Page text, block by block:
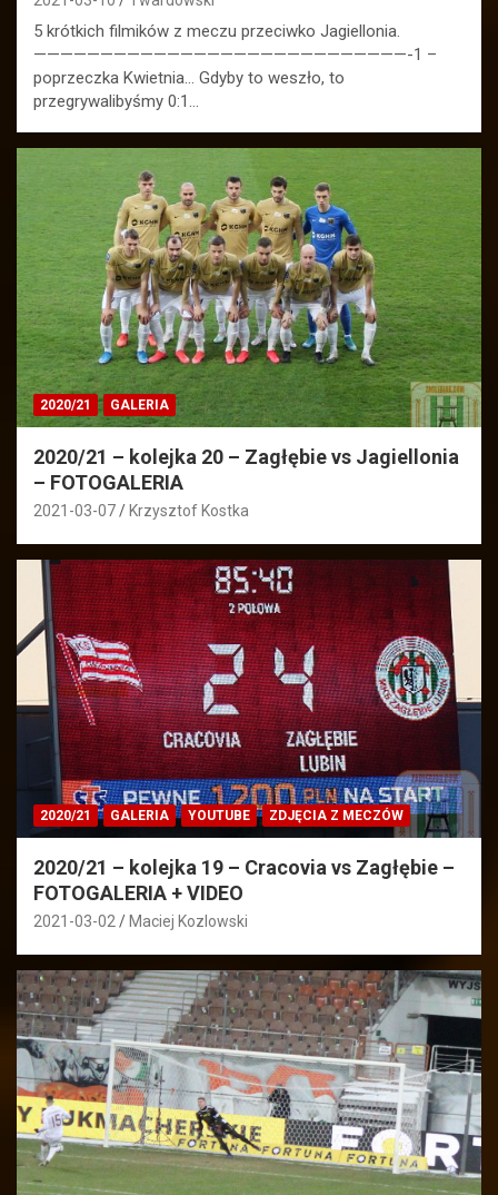
5 krótkich filmików z meczu przeciwko Jagiellonia.
————————————————————————————-1 –
poprzeczka Kwietnia… Gdyby to weszło, to
przegrywalibyśmy 0:1…
2020/21 GALERIA
2020/21 – kolejka 20 – Zagłębie vs Jagiellonia
– FOTOGALERIA
2021-03-07 Krzysztof Kostka
2020/21 GALERIA YOUTUBE ZDJĘCIA Z MECZÓW
2020/21 – kolejka 19 – Cracovia vs Zagłębie –
FOTOGALERIA + VIDEO
2021-03-02 Maciej Kozlowski